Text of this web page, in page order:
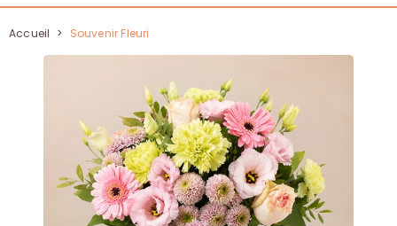
Accueil > Souvenir Fleuri